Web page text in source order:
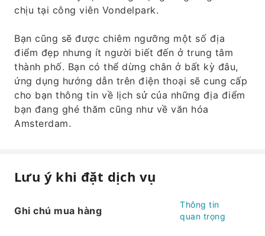
chịu tại công viên Vondelpark.
Bạn cũng sẽ được chiêm ngưỡng một số địa
điểm đẹp nhưng ít người biết đến ở trung tâm
thành phố. Bạn có thể dừng chân ở bất kỳ đâu,
ứng dụng hướng dẫn trên điện thoại sẽ cung cấp
cho bạn thông tin về lịch sử của những địa điểm
bạn đang ghé thăm cũng như về văn hóa
Amsterdam.
Lưu ý khi đặt dịch vụ
Ghi chú mua hàng
Thông tin
quan trọng